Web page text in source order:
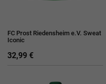
FC Prost Riedensheim e.V. Sweat
Iconic
32,99 €